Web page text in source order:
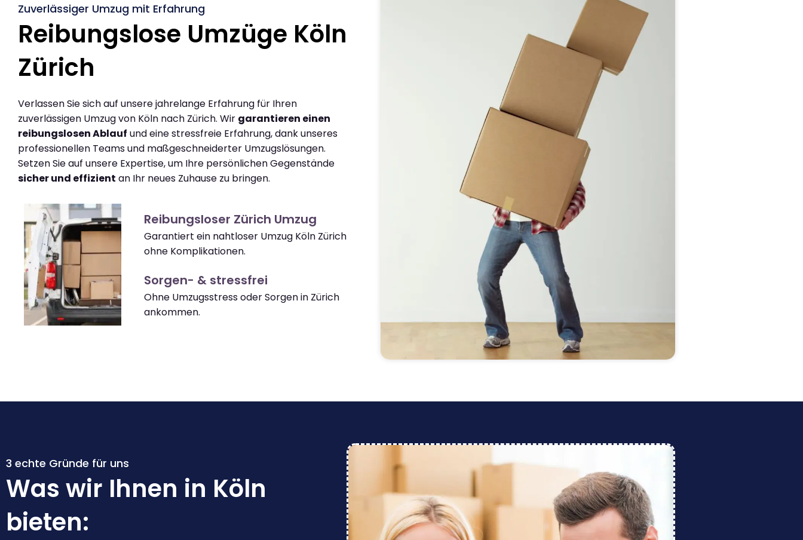
Zuverlässiger Umzug mit Erfahrung
Reibungslose Umzüge Köln
Zürich
Verlassen Sie sich auf unsere jahrelange Erfahrung für Ihren
zuverlässigen Umzug von Köln nach Zürich. Wir garantieren einen
reibungslosen Ablauf und eine stressfreie Erfahrung, dank unseres
professionellen Teams und maßgeschneiderter Umzugslösungen.
Setzen Sie auf unsere Expertise, um Ihre persönlichen Gegenstände
sicher und effizient an Ihr neues Zuhause zu bringen.
Reibungsloser Zürich Umzug
Garantiert ein nahtloser Umzug Köln Zürich
ohne Komplikationen.
Sorgen- & stressfrei
Ohne Umzugsstress oder Sorgen in Zürich
ankommen.
3 echte Gründe für uns
Was wir Ihnen in Köln
bieten: